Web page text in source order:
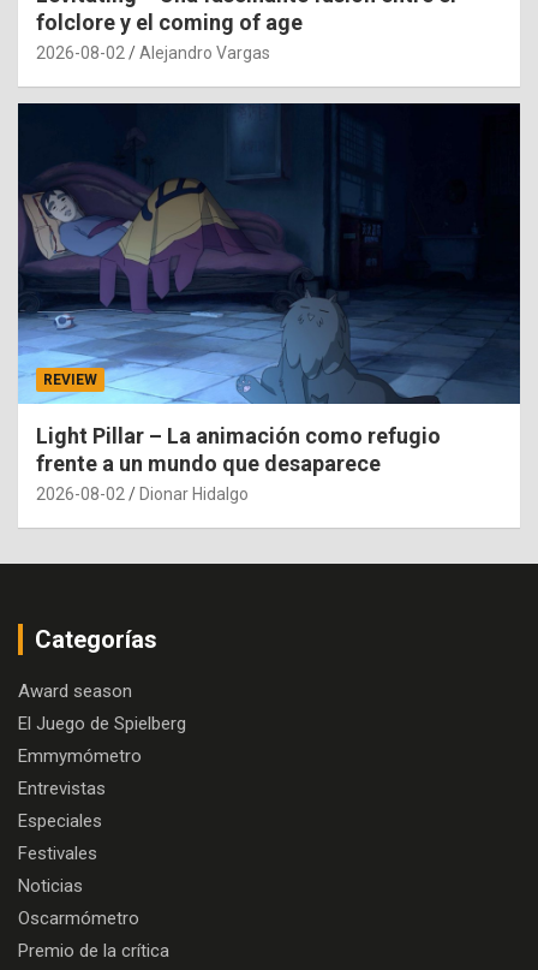
folclore y el coming of age
2026-08-02 Alejandro Vargas
REVIEW
Light Pillar – La animación como refugio
frente a un mundo que desaparece
2026-08-02 Dionar Hidalgo
Categorías
Award season
El Juego de Spielberg
Emmymómetro
Entrevistas
Especiales
Festivales
Noticias
Oscarmómetro
Premio de la crítica